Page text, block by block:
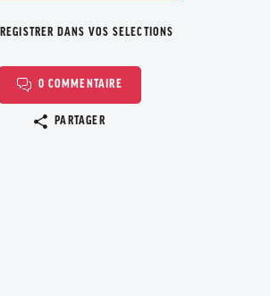
DANS VOS SELECTIONS
0 COMMENTAIRE
PARTAGER